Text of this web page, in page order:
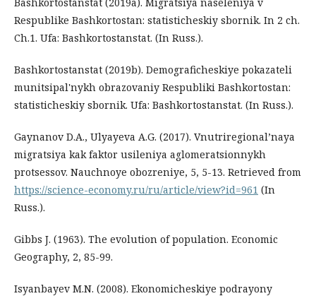
Respublike Bashkortostan: statisticheskiy sbornik. In 2 ch.
Ch.1. Ufa: Bashkortostanstat. (In Russ.).
Bashkortostanstat (2019b). Demograficheskiye pokazateli
munitsipal'nykh obrazovaniy Respubliki Bashkortostan:
statisticheskiy sbornik. Ufa: Bashkortostanstat. (In Russ.).
Gaynanov D.A., Ulyayeva A.G. (2017). Vnutriregional’naya
migratsiya kak faktor usileniya aglomeratsionnykh
protsessov. Nauchnoye obozreniye, 5, 5-13. Retrieved from
https://science-economy.ru/ru/article/view?id=961 (In
Russ.).
Gibbs J. (1963). The evolution of population. Economic
Geography, 2, 85-99.
Isyanbayev M.N. (2008). Ekonomicheskiye podrayony